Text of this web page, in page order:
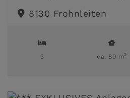
8130 Frohnleiten
3 ca. 80 m2